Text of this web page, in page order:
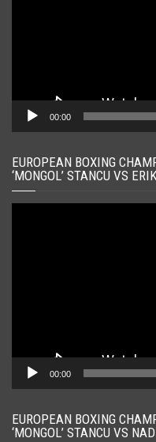
00:00
EUROPEAN BOXING
‘MONGOL’ STANCU VS
00:00
EUROPEAN BOXING
‘MONGOL’ STANCU VS